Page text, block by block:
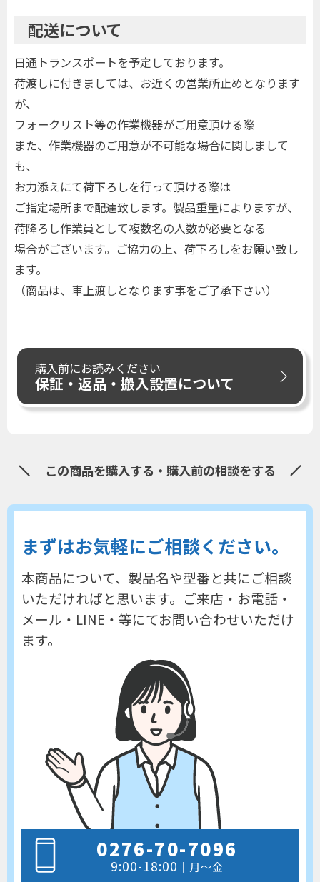
配送について
日通トランスポートを予定しております。
荷渡しに付きましては、お近くの営業所止めとなります
が、
フォークリスト等の作業機器がご用意頂ける際
また、作業機器のご用意が不可能な場合に関しまして
も、
お力添えにて荷下ろしを行って頂ける際は
ご指定場所まで配達致します。製品重量によりますが、
荷降ろし作業員として複数名の人数が必要となる
場合がございます。ご協力の上、荷下ろしをお願い致し
ます。
（商品は、車上渡しとなります事をご了承下さい）
購入前にお読みください
保証・返品・搬入設置について
この商品を購入する・購入前の相談をする
まずはお気軽にご相談ください。
本商品について、製品名や型番と共にご相談
いただければと思います。 ご来店・お電話・
メール・LINE・等にてお問い合わせいただけ
ます。
0276-70-7096
9:00-18:00 ｜月～金